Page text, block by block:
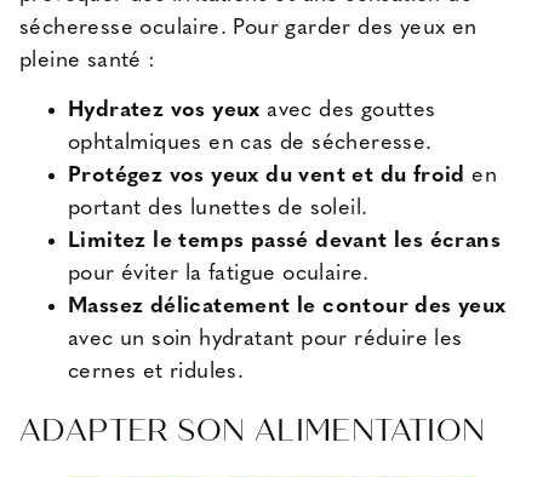
sécheresse oculaire. Pour garder des yeux en
pleine santé :
Hydratez vos yeux avec des gouttes
ophtalmiques en cas de sécheresse.
Protégez vos yeux du vent et du froid en
portant des lunettes de soleil.
Limitez le temps passé devant les écrans
pour éviter la fatigue oculaire.
Massez délicatement le contour des yeux
avec un soin hydratant pour réduire les
cernes et ridules.
ADAPTER SON ALIMENTATION